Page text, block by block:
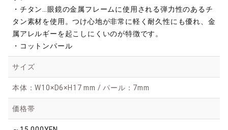
・チタン…眼鏡の金属フレームに使用される弾力性のあるチ
タン素材を使用。つけ心地が非常に軽く耐久性にも優れ、金
属アレルギーを起こしにくいのが特徴です。
・コットンパール
サイズ
本体：W10×D6×H17 mm / パール：7mm
価格帯